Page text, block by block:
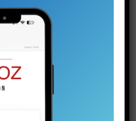
del Partido
dos denuncias contra el
reflejan el
al interior del
independiente
Pucón)